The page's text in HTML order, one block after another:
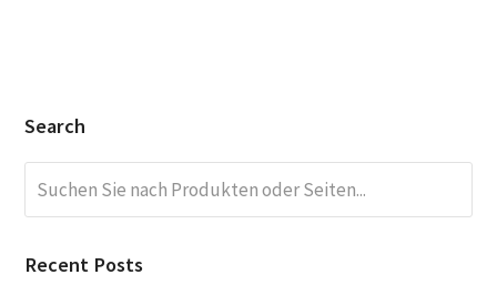
Search
Sie
nach
oder
Recent Posts